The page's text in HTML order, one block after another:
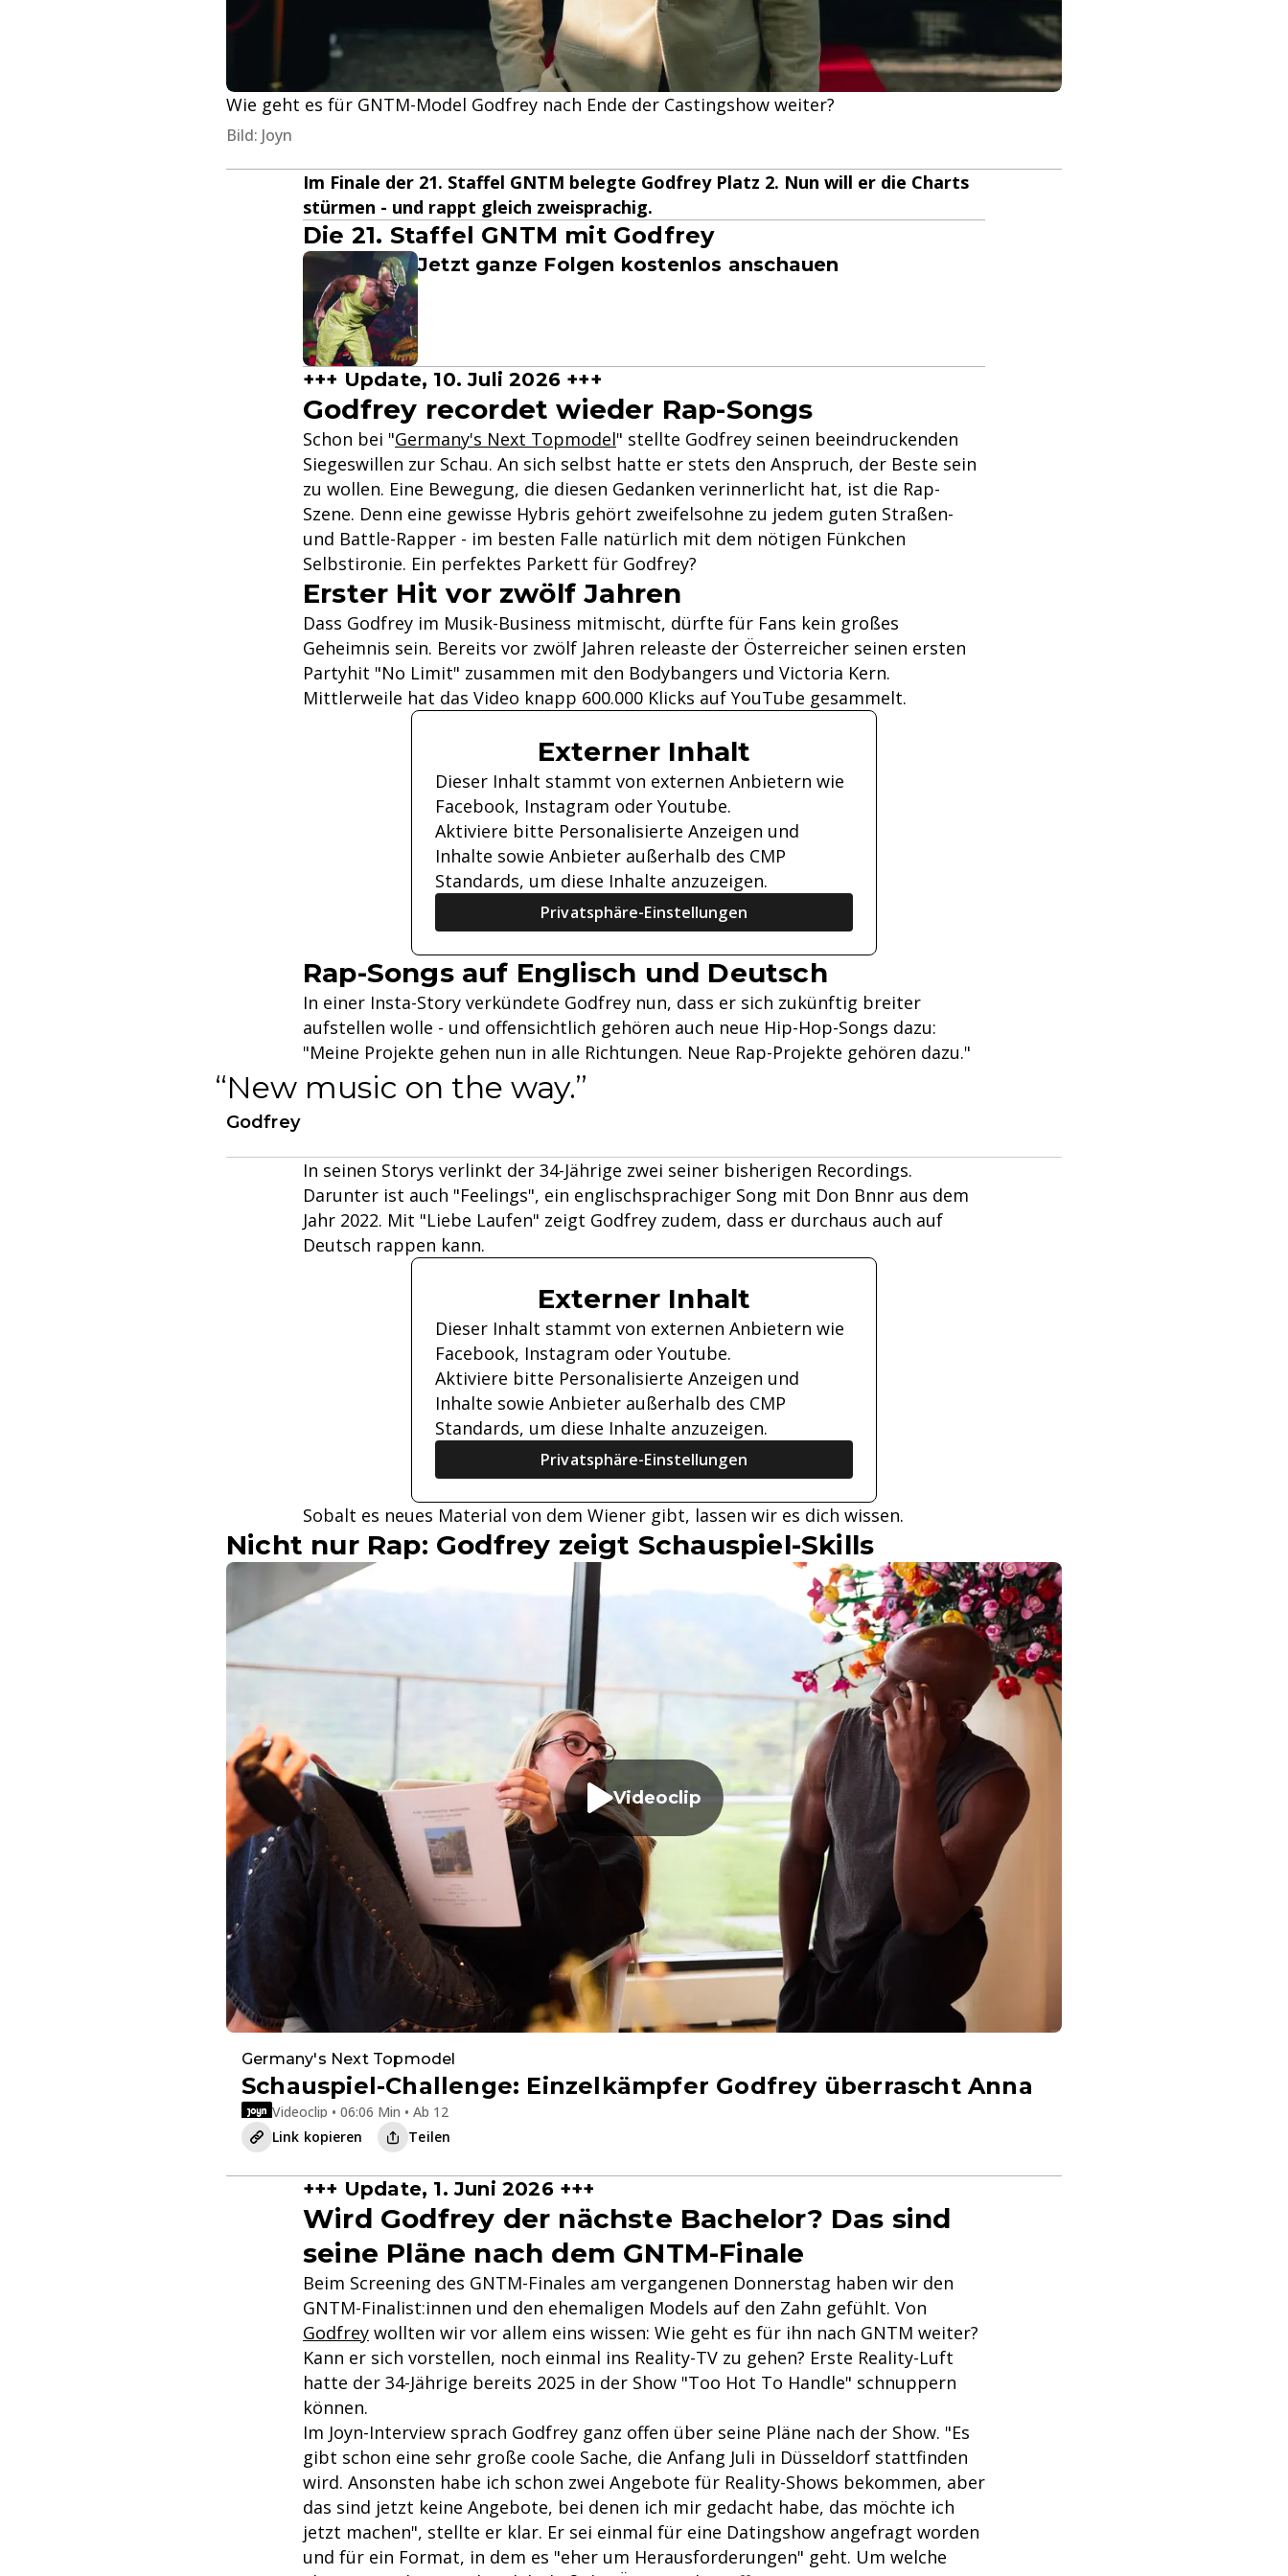
Wie geht es für GNTM-Model Godfrey nach Ende der Castingshow weiter?
Bild: Joyn
Im Finale der 21. Staffel GNTM belegte Godfrey Platz 2. Nun will er die Charts
stürmen - und rappt gleich zweisprachig.
Die 21. Staffel GNTM mit Godfrey
Jetzt ganze Folgen kostenlos anschauen
+++ Update, 10. Juli 2026 +++
Godfrey recordet wieder Rap-Songs
Schon bei "Germany's Next Topmodel" stellte Godfrey seinen beeindruckenden
Siegeswillen zur Schau. An sich selbst hatte er stets den Anspruch, der Beste sein
zu wollen. Eine Bewegung, die diesen Gedanken verinnerlicht hat, ist die Rap-
Szene. Denn eine gewisse Hybris gehört zweifelsohne zu jedem guten Straßen-
und Battle-Rapper - im besten Falle natürlich mit dem nötigen Fünkchen
Selbstironie. Ein perfektes Parkett für Godfrey?
Erster Hit vor zwölf Jahren
Dass Godfrey im Musik-Business mitmischt, dürfte für Fans kein großes
Geheimnis sein. Bereits vor zwölf Jahren releaste der Österreicher seinen ersten
Partyhit "No Limit" zusammen mit den Bodybangers und Victoria Kern.
Mittlerweile hat das Video knapp 600.000 Klicks auf YouTube gesammelt.
Externer Inhalt
Dieser Inhalt stammt von externen Anbietern wie
Facebook, Instagram oder Youtube.
Aktiviere bitte Personalisierte Anzeigen und
Inhalte sowie Anbieter außerhalb des CMP
Standards, um diese Inhalte anzuzeigen.
Privatsphäre-Einstellungen
Rap-Songs auf Englisch und Deutsch
In einer Insta-Story verkündete Godfrey nun, dass er sich zukünftig breiter
aufstellen wolle - und offensichtlich gehören auch neue Hip-Hop-Songs dazu:
"Meine Projekte gehen nun in alle Richtungen. Neue Rap-Projekte gehören dazu."
New music on the way.
Godfrey
In seinen Storys verlinkt der 34-Jährige zwei seiner bisherigen Recordings.
Darunter ist auch "Feelings", ein englischsprachiger Song mit Don Bnnr aus dem
Jahr 2022. Mit "Liebe Laufen" zeigt Godfrey zudem, dass er durchaus auch auf
Deutsch rappen kann.
Externer Inhalt
Dieser Inhalt stammt von externen Anbietern wie
Facebook, Instagram oder Youtube.
Aktiviere bitte Personalisierte Anzeigen und
Inhalte sowie Anbieter außerhalb des CMP
Standards, um diese Inhalte anzuzeigen.
Privatsphäre-Einstellungen
Sobalt es neues Material von dem Wiener gibt, lassen wir es dich wissen.
Nicht nur Rap: Godfrey zeigt Schauspiel-Skills
Videoclip
Germany's Next Topmodel
Schauspiel-Challenge: Einzelkämpfer Godfrey überrascht Anna
Videoclip • 06:06 Min • Ab 12
Link kopieren
Teilen
+++ Update, 1. Juni 2026 +++
Wird Godfrey der nächste Bachelor? Das sind
seine Pläne nach dem GNTM-Finale
Beim Screening des GNTM-Finales am vergangenen Donnerstag haben wir den
GNTM-Finalist:innen und den ehemaligen Models auf den Zahn gefühlt. Von
Godfrey wollten wir vor allem eins wissen: Wie geht es für ihn nach GNTM weiter?
Kann er sich vorstellen, noch einmal ins Reality-TV zu gehen? Erste Reality-Luft
hatte der 34-Jährige bereits 2025 in der Show "Too Hot To Handle" schnuppern
können.
Im Joyn-Interview sprach Godfrey ganz offen über seine Pläne nach der Show. "Es
gibt schon eine sehr große coole Sache, die Anfang Juli in Düsseldorf stattfinden
wird. Ansonsten habe ich schon zwei Angebote für Reality-Shows bekommen, aber
das sind jetzt keine Angebote, bei denen ich mir gedacht habe, das möchte ich
jetzt machen", stellte er klar. Er sei einmal für eine Datingshow angefragt worden
und für ein Format, in dem es "eher um Herausforderungen" geht. Um welche